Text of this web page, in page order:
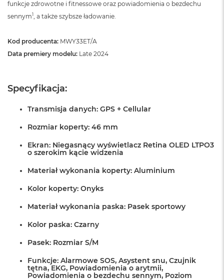
funkcje zdrowotne i fitnessowe oraz powiadomienia o bezdechu
sennym1 , a także szybsze ładowanie.
Kod producenta: MWY33ET/A
Data premiery modelu: Late 2024
Specyfikacja:
Transmisja danych: GPS + Cellular
Rozmiar koperty: 46 mm
Ekran: Niegasnący wyświetlacz Retina OLED LTPO3
o szerokim kącie widzenia
Materiał wykonania koperty: Aluminium
Kolor koperty: Onyks
Materiał wykonania paska: Pasek sportowy
Kolor paska: Czarny
Pasek: Rozmiar S/M
Funkcje: Alarmowe SOS, Asystent snu, Czujnik
tętna, EKG, Powiadomienia o arytmii,
Powiadomienia o bezdechu sennym, Poziom